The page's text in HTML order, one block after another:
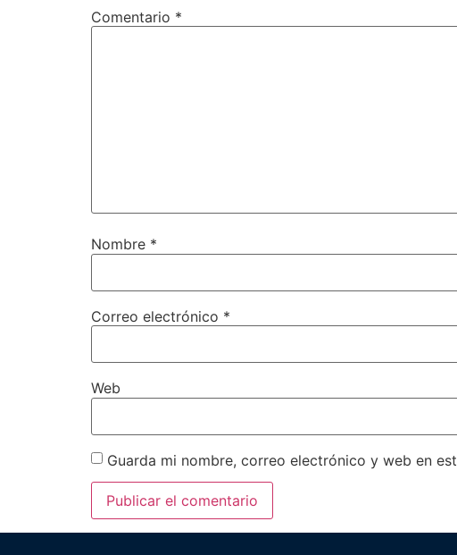
Comentario *
Nombre *
Correo electrónico *
Web
Guarda mi nombre, correo electrónico y web en